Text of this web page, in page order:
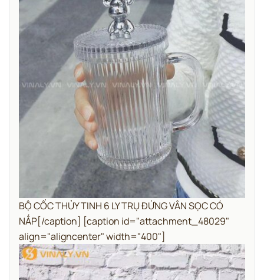
BỘ CỐC THỦY TINH 6 LY TRỤ ĐỨNG VÂN SỌC CÓ
NẮP[/caption] [caption id="attachment_48029"
align="aligncenter" width="400"]